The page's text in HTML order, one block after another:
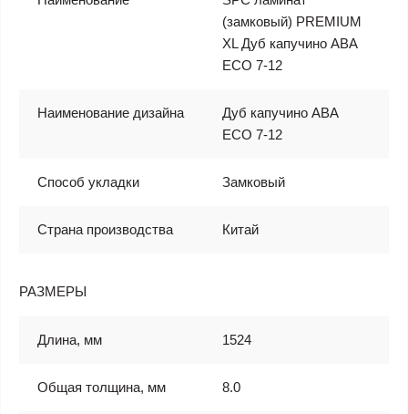
(замковый) PREMIUM
XL Дуб капучино ABA
ECO 7-12
Наименование дизайна
Дуб капучино ABA
ECO 7-12
Способ укладки Замковый
Страна производства Китай
РАЗМЕРЫ
Длина, мм 1524
Общая толщина, мм 8.0